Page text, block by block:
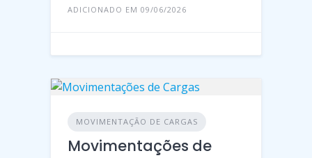
ADICIONADO EM 09/06/2026
MOVIMENTAÇÃO DE CARGAS
Movimentações de